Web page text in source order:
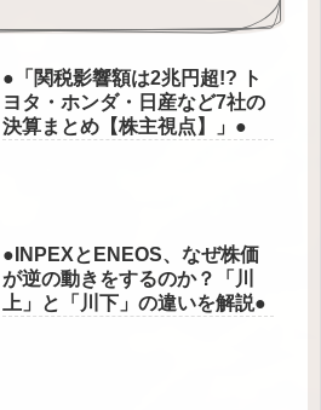
●「関税影響額は2兆円超!? ト
ヨタ・ホンダ・日産など7社の
決算まとめ【株主視点】」●
●INPEXとENEOS、なぜ株価
が逆の動きをするのか？「川
上」と「川下」の違いを解説●